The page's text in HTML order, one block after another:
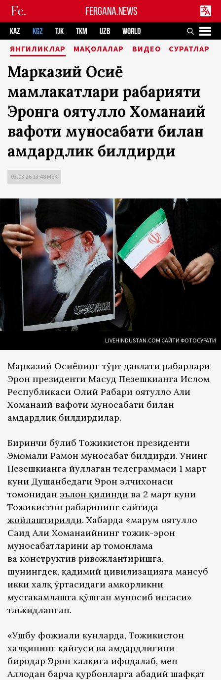
FERGANA.NEWS
KAZ KGZ TJK TKM UZB WORLD
ЯНГИЛИКЛАР МАҚОЛАЛАР ВИДЕО СУРАТЛАР
Марказий Осиё
мамлакатлари раҳбарияти
Эронга оятуллоҳ Хоманаий
вафоти муносабати билан
ҳамдардлик билдирди
03.03.26 13:48 MSK
LIVEHINDUSTAN.COM САЙТИ ФОТОСУРАТИ
Марказий Осиёнинг тўрт давлати раҳбарлари
Эрон президенти Масуд Пезешкианга Ислом
Республикаси Олий Раҳбари оятуллоҳ Али
Хоманаий вафоти муносабати билан
ҳамдардлик билдирдилар.
Биринчи бўлиб Тожикистон президенти
Эмомали Раҳмон муносабат билдирди. Унинг
Пезешкианга йўллаган телеграммаси 1 март
куни Душанбедаги Эрон элчихонаси
томонидан эълон қилинди ва 2 март куни
Тожикистон раҳбарининг сайтида
жойлаштирилди. Хабарда «марҳум оятуллоҳ
Саид Али Хоманаийнинг тожик-эрон
муносабатларини ҳар томонлама
ва конструктив ривожлантиришга,
шунингдек, қадимий цивилизацияга мансуб
икки халқ ўртасидаги ҳамкорликни
мустаҳкамлашга қўшган муносиб ҳиссаси»
таъкидланган.
«Ушбу фожиали кунларда, Тожикистон
халқининг қайғуси ва ҳамдардлигини
биродар Эрон халқига ифодалаб, мен
Аллоҳдан барча қурбонларга абадий шафқат